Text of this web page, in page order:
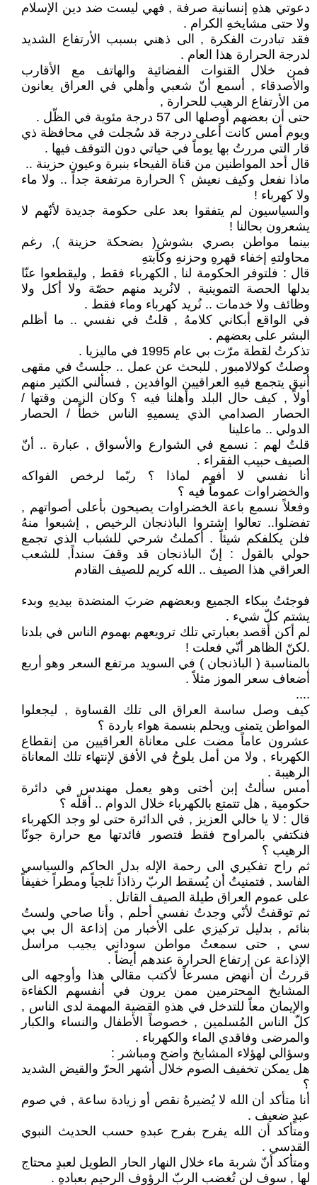
دعوتي هذهِ إنسانية صرفة , فهي ليست ضد دين الإسلام
ولا حتى مشايخهِ الكرام .
فقد تبادرت الفكرة , الى ذهني بسبب الأرتفاع الشديد
لدرجة الحرارة هذا العام .
فمن خلال القنوات الفضائية والهاتف مع الأقارب
والأصدقاء , أسمع أنّ شعبي وأهلي في العراق يعانون
من الأرتفاع الرهيب للحرارة ,
حتى أن بعضهم أوصلها الى 57 درجة مئوية في الظّل .
ويوم أمس كانت أعلى درجة قد سُجلت في محافظة ذي
قار التي مررتُ بها يوماً في حياتي دون التوقف فيها .
قال أحد المواطنين من قناة الفيحاء بنبرة وعيون حزينة ..
ماذا نفعل وكيف نعيش ؟ الحرارة مرتفعة جداً .. ولا ماء
ولا كهرباء !
والسياسيون لم يتفقوا بعد على حكومة جديدة لأنّهم لا
يشعرون بحالنا !
بينما مواطن بصري بشوش( بضحكة حزينة ), رغم
محاولتهِ إخفاء قهرهِ وحزنهِ وكآبتهِ
قال : فلتوفر الحكومة لنا , الكهرباء فقط , وليقطعوا عنّا
بدلها الحصة التموينية , لانُريد منهم حصّة ولا أكل ولا
وظائف ولا خدمات .. نُريد كهرباء وماء فقط .
في الواقع أبكاني كلامهُ , قلتُ في نفسي .. ما أظلم
البشر على بعضهم .
تذكرتُ لقطة مرّت بي عام 1995 في ماليزيا .
وصلتُ كولالامبور , للبحث عن عمل .. جلستُ في مقهى
أنيق يتجمع فيهِ العراقيين الوافدين , فسألني الكثير منهم
أولاً , كيف حال البلد وأهلنا فيه ؟ وكان الزمن وقتها /
الحصار الصدامي الذي يسميهِ الناس خطأً / الحصار
الدولي .. ماعلينا
قلتُ لهم : نسمع في الشوارع والأسواق , عبارة .. أنّ
الصيف حبيب الفقراء .
أنا نفسي لا أفهم لماذا ؟ ربّما لرخص الفواكه
والخضراوات عموماً فيه ؟
وفعلاً نسمع باعة الخضراوات يصيحون بأعلى أصواتهم ,
تفضلوا.. تعالوا إشتروا الباذنجان الرخيص , إشبعوا منهُ
فلن يكلفكم شيئاً . أكملتُ شرحي للشباب الذي تجمع
حولي بالقول : إنّ الباذنجان قد وقفَ سنداً, للشعب
العراقي هذا الصيف .. الله كريم للصيف القادم
فوجئتُ ببكاء الجميع وبعضهم ضربَ المنضدة بيديهِ وبدء
يشتم كلّ شيء .
لم أكن أقصد بعبارتي تلك ترويعهم بهموم الناس في بلدنا
.لكنّ الظاهر أنّي فعلت !
بالمناسبة ( الباذنجان ) في السويد مرتفع السعر وهو أربع
أضعاف سعر الموز مثلاً .
....
كيف وصل ساسة العراق الى تلك القساوة , ليجعلوا
المواطن يتمنى ويحلم بنسمة هواء باردة ؟
عشرون عاماً مضت على معاناة العراقيين من إنقطاع
الكهرباء , ولا من أمل يلوحُ في الأفق لإنتهاء تلك المعاناة
الرهيبة .
أمس سألتُ إبن أختى وهو يعمل مهندس في دائرة
حكومية , هل تتمتع بالكهرباء خلال الدوام .. أقلّه ؟
قال : لا يا خالي العزيز , في الدائرة حتى لو وجد الكهرباء
فنكتفي بالمراوح فقط فتصور فائدتها مع حرارة جونّا
الرهيب ؟
ثم راح تفكيري الى رحمة الإله بدل الحاكم والسياسي
الفاسد , فتمنيتُ أن يُسقط الربّ رذاذاً ثلجياً ومطراً خفيفاً
على عموم العراق طيلة الصيف القاتل .
ثم توقفتُ لأنّي وجدتُ نفسي أحلم , وأنا صاحي ولستُ
بنائم , بدليل تركيزي على الأخبار من إذاعة ال بي بي
سي , حتى سمعتُ مواطن سوداني يجيب مراسل
الإذاعة عن إرتفاع الحرارة عندهم أيضاً .
قررتُ أن أنهض مسرعاً لأكتب مقالي هذا وأوجهه الى
المشايخ المحترمين ممن يرون في أنفسهم الكفاءة
والإيمان معاً للتدخل في هذهِ القضية المهمة لدى الناس ,
كلّ الناس المُسلمين , خصوصاً الأطفال والنساء والكبار
والمرضى وفاقدي الماء والكهرباء .
وسؤالي لهؤلاء المشايخ واضح ومباشر :
هل يمكن تخفيف الصوم خلال أشهر الحرّ والقيض الشديد
؟
أنا متأكد أن الله لا يُضيرهُ نقص أو زيادة ساعة , في صوم
عبدٍ ضعيف .
ومتأكد أن الله يفرح بفرح عبدهِ حسب الحديث النبوي
القدسي .
ومتأكد أنّ شربة ماء خلال النهار الحار الطويل لعبدٍ محتاج
لها , سوف لن تُغضب الربّ الرؤوف الرحيم بعبادهِ .